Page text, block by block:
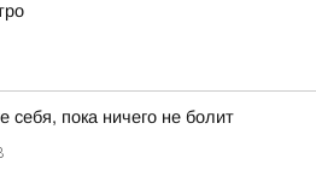
себя, пока ничего не болит